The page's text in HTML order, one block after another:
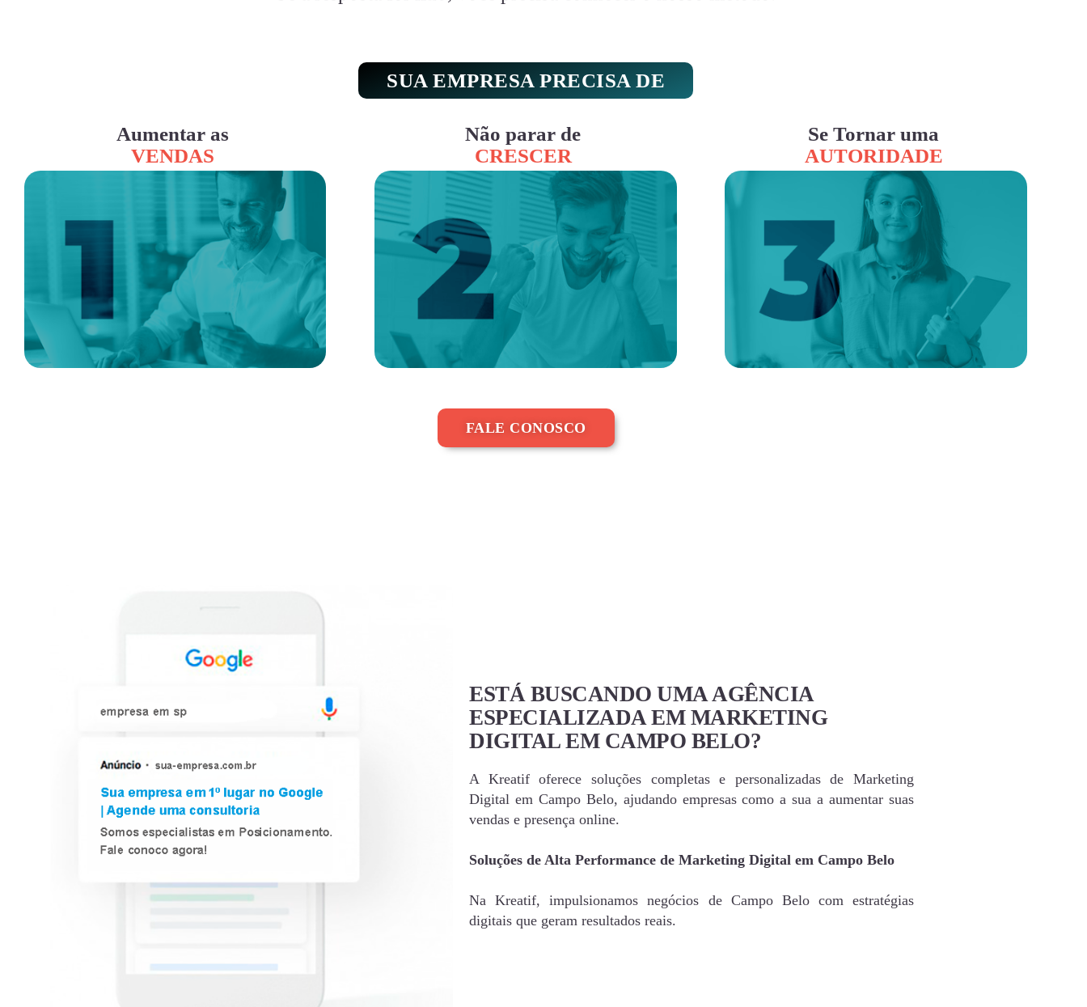
SUA EMPRESA PRECISA DE
Aumentar as
VENDAS
Não parar de
CRESCER
Se Tornar uma
AUTORIDADE
FALE CONOSCO
ESTÁ BUSCANDO UMA AGÊNCIA
ESPECIALIZADA EM MARKETING
DIGITAL EM CAMPO BELO?
A Kreatif oferece soluções completas e personalizadas de Marketing
Digital em Campo Belo, ajudando empresas como a sua a aumentar suas
vendas e presença online.
Soluções de Alta Performance de Marketing Digital em Campo Belo
Na Kreatif, impulsionamos negócios de Campo Belo com estratégias
digitais que geram resultados reais.